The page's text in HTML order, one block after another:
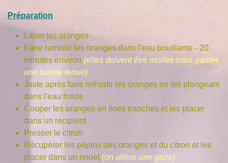
Préparation
Laver les oranges
Faire ramollir les oranges dans l'eau bouillante - 20
minutes environ (elles doivent être molles mais garder
une bonne tenue)
Juste après faire refroidir les oranges en les plongeant
dans l'eau froide
Couper les oranges en fines tranches et les placer
dans un récipient
Presser le citron
Récupérer les pépins des oranges et du citron et les
placer dans un nouet (on utilise une gaze)